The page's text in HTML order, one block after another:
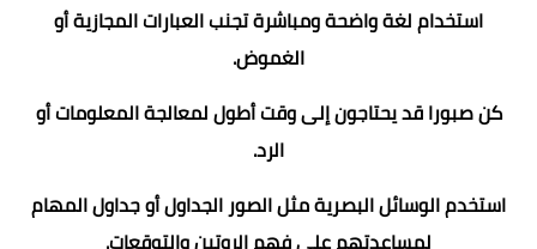
استخدام لغة واضحة ومباشرة تجنب العبارات المجازية أو
الغموض.
كن صبورا قد يحتاجون إلى وقت أطول لمعالجة المعلومات أو
الرد.
استخدم الوسائل البصرية مثل الصور الجداول أو جداول المهام
لمساعدتهم على فهم الروتين والتوقعات.